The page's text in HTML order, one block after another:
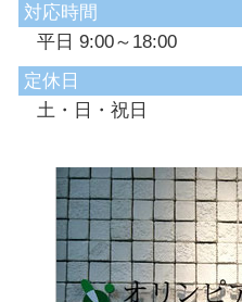
対応時間
平日 9:00～18:00
定休日
土・日・祝日